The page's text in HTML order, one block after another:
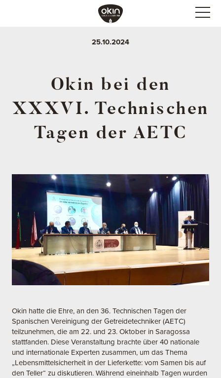
25.10.2024
Okin bei den
XXXVI. Technischen
Tagen der AETC
Okin hatte die Ehre, an den 36. Technischen Tagen der
Spanischen Vereinigung der Getreidetechniker (AETC)
teilzunehmen, die am 22. und 23. Oktober in Saragossa
stattfanden. Diese Veranstaltung brachte über 40 nationale
und internationale Experten zusammen, um das Thema
„Lebensmittelsicherheit in der Lieferkette: vom Samen bis auf
den Teller“ zu diskutieren. Während eineinhalb Tagen wurden